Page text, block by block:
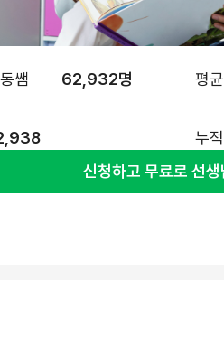
동쌤 62,932명 평
누
신청하고 무료로 선